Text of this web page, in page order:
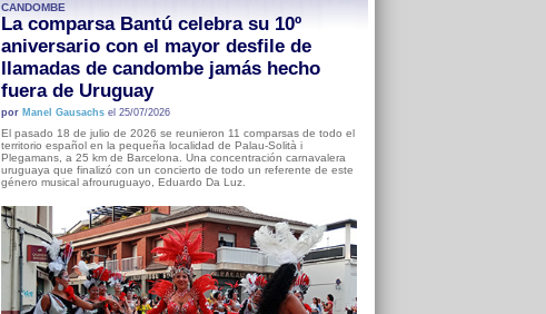
CANDOMBE
La comparsa Bantú celebra su 10º
aniversario con el mayor desfile de
llamadas de candombe jamás hecho
fuera de Uruguay
por Manel Gausachsel 25/07/2026
El pasado 18 de julio de 2026 se reunieron 11 comparsas de todo el
territorio español en la pequeña localidad de Palau-Solità i
Plegamans, a 25 km de Barcelona. Una concentración carnavalera
uruguaya que finalizó con un concierto de todo un referente de este
género musical afrouruguayo, Eduardo Da Luz.